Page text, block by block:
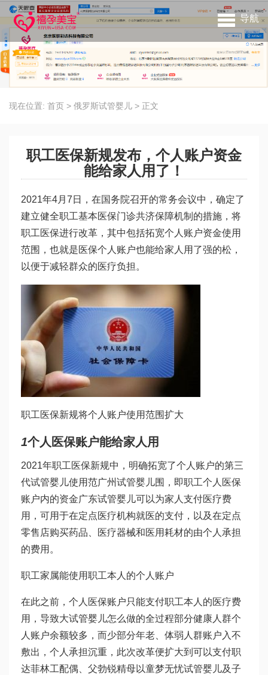
导航
现在位置: 首页 > 俄罗斯试管婴儿 > 正文
职工医保新规发布，个人账户资金
能给家人用了！
2021年4月7日，在国务院召开的常务会议中，确定了
建立健全职工基本医保门诊共济保障机制的措施，将
职工医保进行改革，其中包括拓宽个人账户资金使用
范围，也就是医保个人账户也能给家人用了强的松 ，
以便于减轻群众的医疗负担。
职工医保新规将个人账户使用范围扩大
1个人医保账户能给家人用
2021年职工医保新规中，明确拓宽了个人账户的第三
代试管婴儿使用范广州试管婴儿围，即职工个人医保
账户内的资金广东试管婴儿可以为家人支付医疗费
用，可用于在定点医疗机构就医的支付，以及在定点
零售店购买药品、医疗器械和医用耗材的由个人承担
的费用。
职工家属能使用职工本人的个人账户
在此之前，个人医保账户只能支付职工本人的医疗费
用，导致大试管婴儿怎么做的全过程部分健康人群个
人账户余额较多，而少部分年老、体弱人群账户入不
敷出，个人承担沉重，此次改革便扩大到可以支付职
达菲林工配偶、父勃锐精母以童梦无忧试管婴儿及子